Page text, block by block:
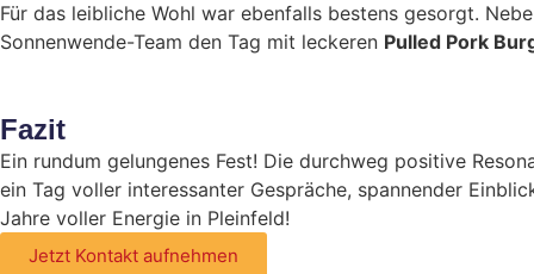
Für das leibliche Wohl war ebenfalls bestens gesorgt.
Sonnenwende-Team den Tag mit leckeren Pulled Pork
Fazit
Ein rundum gelungenes Fest! Die durchweg positive
ein Tag voller interessanter Gespräche, spannender
Jahre voller Energie in Pleinfeld!
Jetzt Kontakt aufnehmen